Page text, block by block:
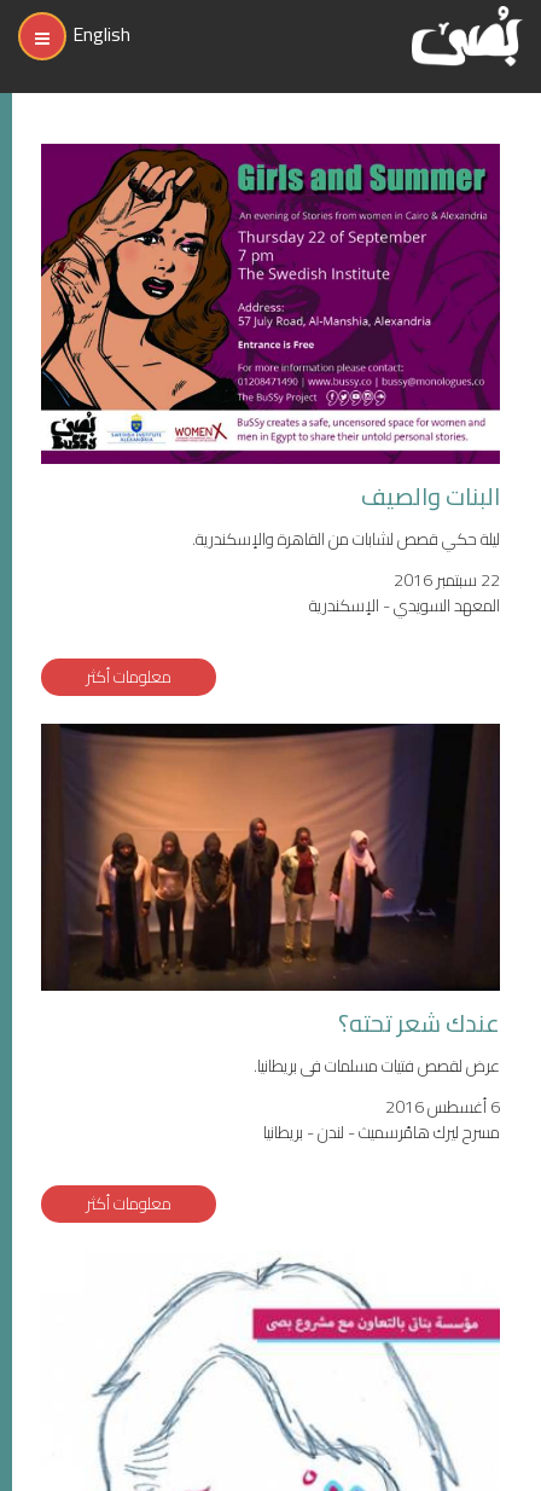
English
البنات والصيف
ليلة حكي قصص لشابات من القاهرة والإسكندرية.
22 سبتمبر 2016
المعهد السويدي - الإسكندرية
معلومات أكثر
عندك شعر تحته؟
عرض لقصص فتيات مسلمات فى بريطانيا.
6 أغسطس 2016
مسرح ليرك هامّرسميث - لندن - بريطانيا
معلومات أكثر